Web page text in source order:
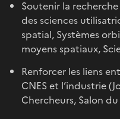
Soutenir la
des sciences
spatial, Systèmes
moyens spatiaux,
Renforcer les liens
CNES et l’industrie
Chercheurs, Salon